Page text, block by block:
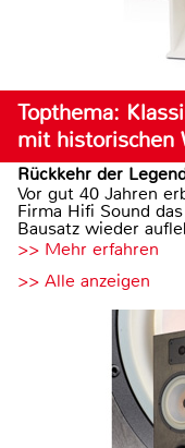
Topthema:
mit historischen
Rückkehr der
Vor gut 40 Jahren
Firma Hifi Sound
Bausatz wieder
>> Mehr erfahren
>> Alle anzeigen